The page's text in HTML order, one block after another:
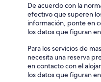
De acuerdo con la
efectivo que superen
información, ponte en
los datos que figuran
Para los servicios de
necesita una reserva
en contacto con el
los datos que figuran